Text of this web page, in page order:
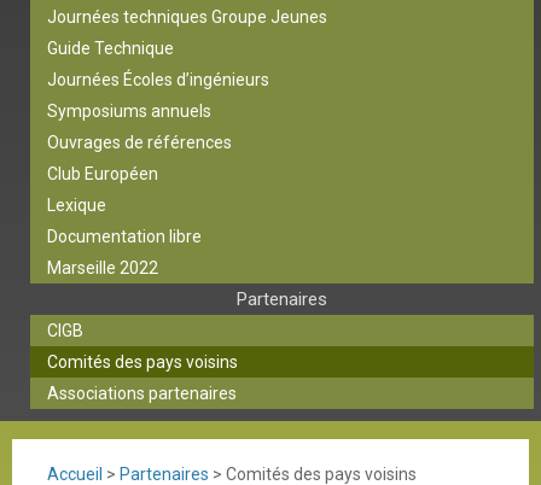
Journées techniques Groupe Jeunes
Guide Technique
Journées Écoles d’ingénieurs
Symposiums annuels
Ouvrages de références
Club Européen
Lexique
Documentation libre
Marseille 2022
Partenaires
CIGB
Comités des pays voisins
Associations partenaires
Accueil > Partenaires > Comités des pays voisins